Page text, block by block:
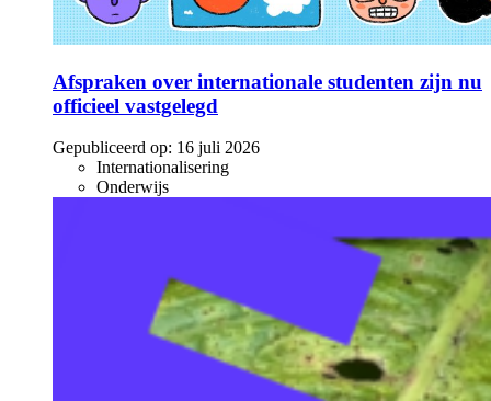
Afspraken over internationale studenten zijn nu
officieel vastgelegd
Gepubliceerd op: 16 juli 2026
Internationalisering
Onderwijs